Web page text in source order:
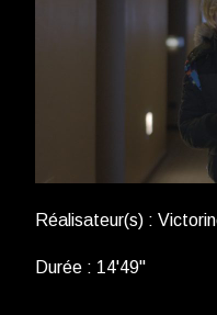
Réalisateur(s) :
Durée : 14'49''